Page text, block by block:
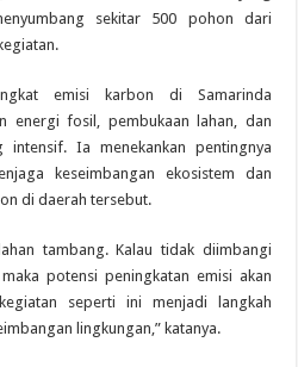
sekitar 500 pohon dari
emisi karbon di Samarinda
energi fosil, pembukaan lahan, dan
intensif. Ia menekankan pentingnya
keseimbangan ekosistem dan
di daerah tersebut.
tambang. Kalau tidak diimbangi
potensi peningkatan emisi akan
seperti ini menjadi langkah
lingkungan,” katanya.